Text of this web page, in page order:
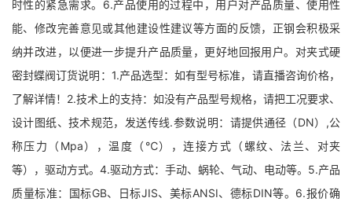
时性的紧急需求。6.产品使用的过程中，用户对产品质量、使用性
能、修改完善意见或其他建设性建议等方面的反馈，正钢会积极采
纳并改进，以便进一步提升产品质量，更好地回报用户。对夹式硬
密封蝶阀订货说明：1.产品选型：如有型号标准，请直播咨询价格，
了解详情！2.技术上的支持：如没有产品型号规格，请把工况要求、
设计图纸、技术规范，发送传线.参数说明：请提供通径（DN）,公
称压力（Mpa），温度（℃），连接方式（螺纹、法兰、对夹
等），驱动方式。4.驱动方式：手动、蜗轮、气动、电动等。5.产品
质量标准：国标GB、日标JIS、美标ANSI、德标DIN等。6.报价确